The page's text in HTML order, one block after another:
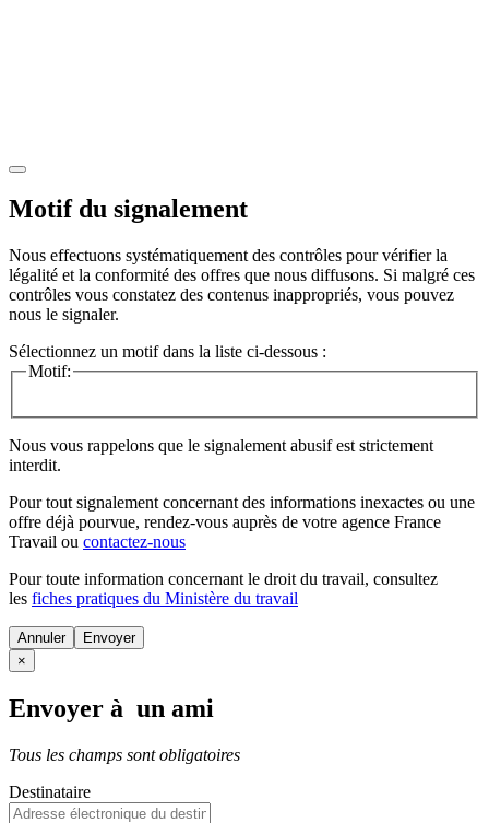
Motif du signalement
Nous effectuons systématiquement des contrôles pour vérifier la
légalité et la conformité des offres que nous diffusons. Si malgré ces
contrôles vous constatez des contenus inappropriés, vous pouvez
nous le signaler.
Sélectionnez un motif dans la liste ci-dessous :
Motif:
Nous vous rappelons que le signalement abusif est strictement
interdit.
Pour tout signalement concernant des informations inexactes ou une
offre déjà pourvue, rendez-vous auprès de votre agence France
Travail ou contactez-nous
Pour toute information concernant le droit du travail, consultez
les fiches pratiques du Ministère du travail
Annuler
×
Envoyer à un ami
Tous les champs sont obligatoires
Destinataire